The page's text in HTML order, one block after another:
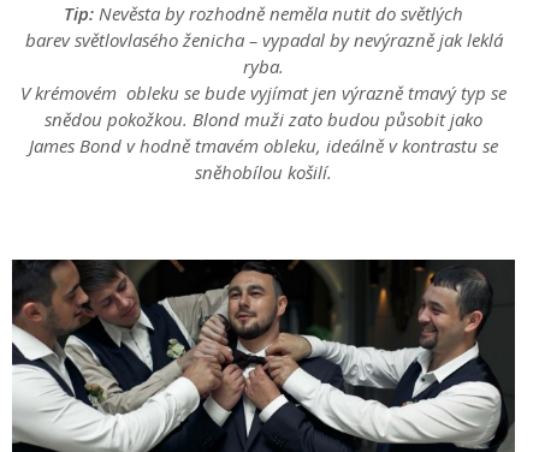
Tip: Nevěsta by rozhodně neměla nutit do světlých
barevsvětlovlasého ženicha – vypadal by nevýrazně jak leklá
ryba.
V krémovém obleku se bude vyjímat jen výrazně tmavý typ se
snědou pokožkou. Blond muži zato budou působit jako
James Bond v hodně tmavém obleku, ideálně v kontrastu se
sněhobílou košilí.